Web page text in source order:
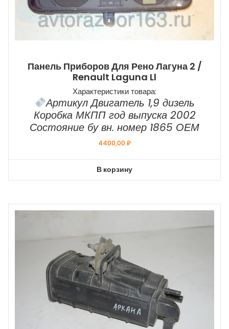
Панель Приборов Для Рено Лагуна 2 /
Renault Laguna Ll
Характеристики товара:
Артикул Двигатель 1,9 дизель
Коробка МКПП год выпуска 2002
Состояние бу вн. номер 1865 ОЕМ
4400,00₽
В корзину